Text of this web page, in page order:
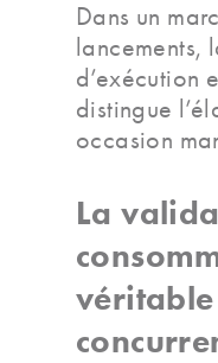
Dans un
lancements,
d’exécution
distingue
occasion
La